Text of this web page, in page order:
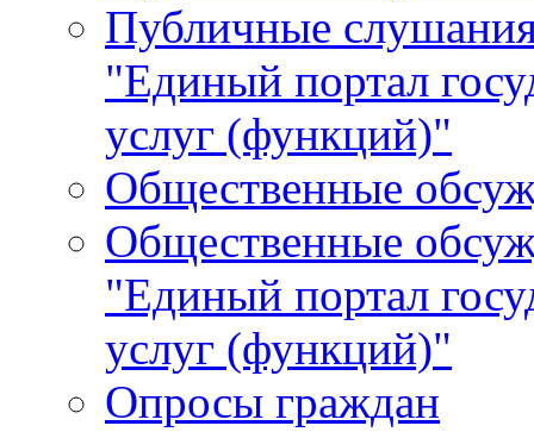
Публичные
"Единый портал
услуг (функций)"
Общественные
Общественные
"Единый портал
услуг (функций)"
Опросы граждан